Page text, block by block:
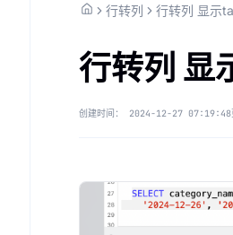
行转列 行转列 显示
行转列 显
创建时间： 2024-12-27 07:19:48